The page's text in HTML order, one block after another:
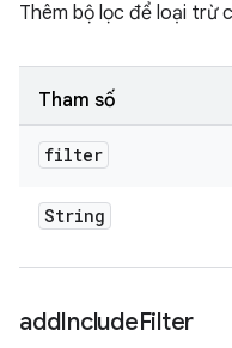
Thêm bộ lọc để loại trừ
Tham số
filter
String
addIncludeFilter